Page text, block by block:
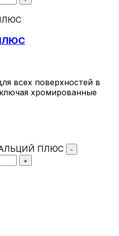
всех поверхностей в
хромированные
ПЛЮС
-
+